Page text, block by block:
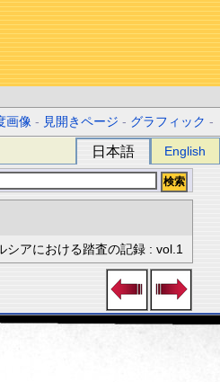
画像 - 見開きページ - グラフィック -
日本語 English
シアにおける踏査の記録 : vol.1